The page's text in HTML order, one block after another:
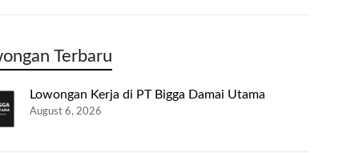
Terbaru
Lowongan Kerja di PT Bigga Damai Utama
August 6, 2026